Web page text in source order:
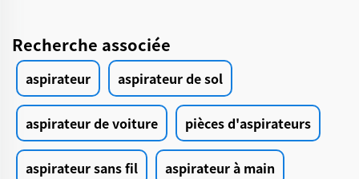
Recherche associée
aspirateur aspirateur de sol
aspirateur de voiture pièces d'aspirateurs
aspirateur sans fil aspirateur à main